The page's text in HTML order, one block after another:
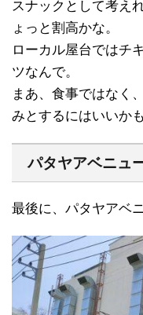
スナックとして考え
ょっと割高かな。
ローカル屋台ではチ
ツなんで。
まあ、食事ではなく
みとするにはいいかも
パタヤアベニュ
最後に、パタヤアベ